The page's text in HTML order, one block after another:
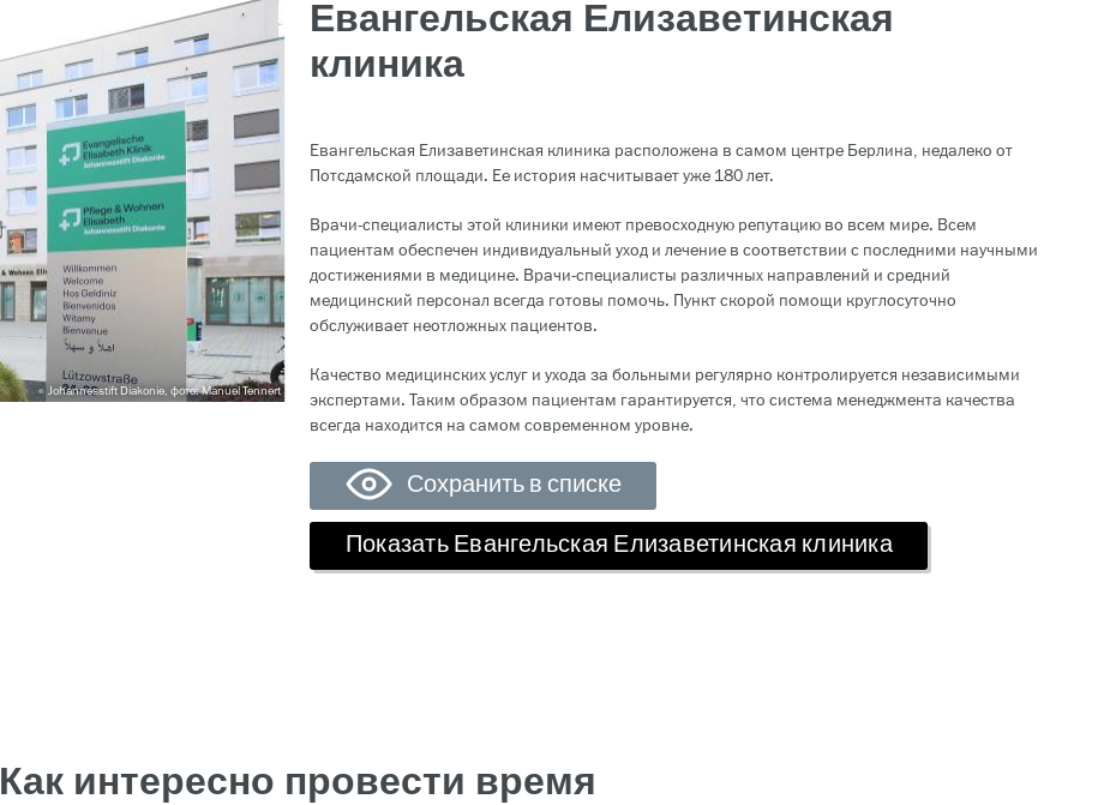
Johannesstift Diakonie, фото: Manuel Tennert
Евангельская Елизаветинская
клиника
Евангельская Елизаветинская клиника расположена в самом центре Берлина, недалеко от
Потсдамской площади. Ее история насчитывает уже 180 лет.
Врачи-специалисты этой клиники имеют превосходную репутацию во всем мире. Всем
пациентам обеспечен индивидуальный уход и лечение в соответствии с последними научными
достижениями в медицине. Врачи-специалисты различных направлений и средний
медицинский персонал всегда готовы помочь. Пункт скорой помощи круглосуточно
обслуживает неотложных пациентов.
Качество медицинских услуг и ухода за больными регулярно контролируется независимыми
экспертами. Таким образом пациентам гарантируется, что система менеджмента качества
всегда находится на самом современном уровне.
Сохранить в списке
Показать Евангельская Елизаветинская клиника
Как интересно провести время